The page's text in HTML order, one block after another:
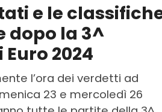
e le
dopo la 3^
2024
l’ora dei verdetti ad
23 e mercoledì 26